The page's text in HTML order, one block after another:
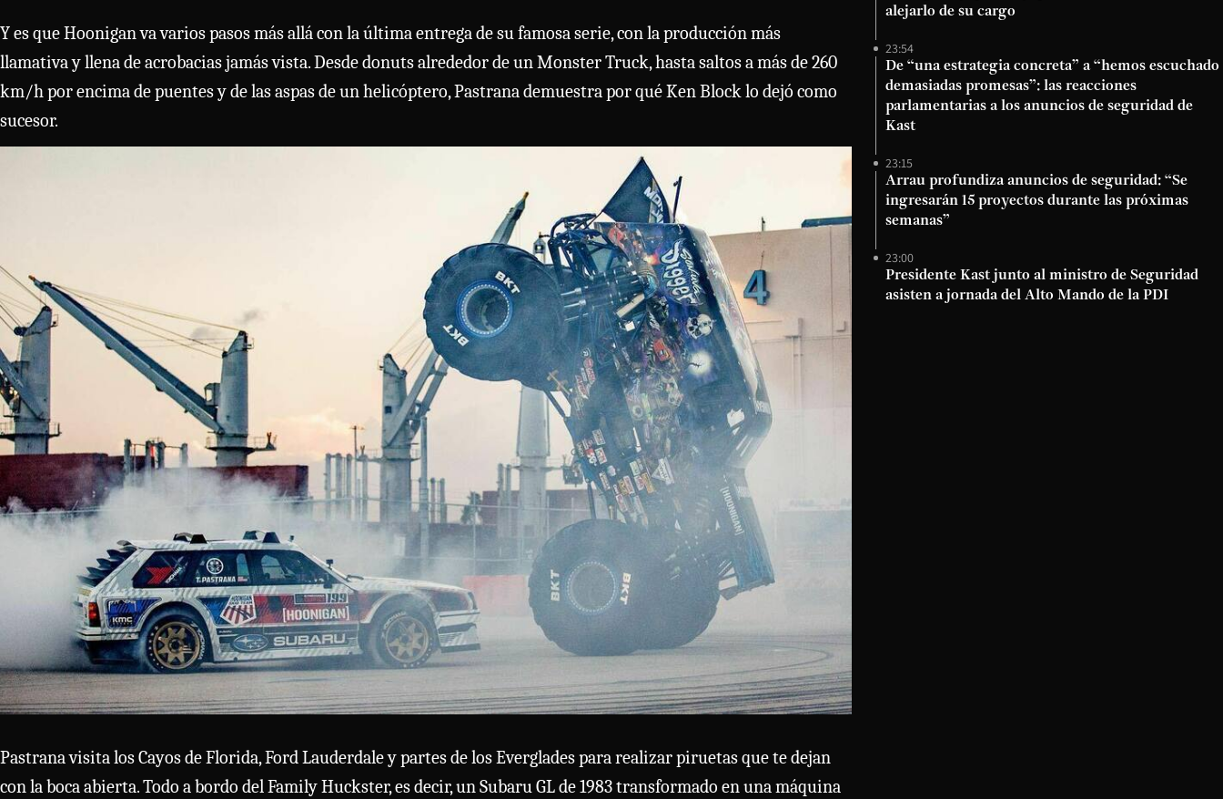
Y es que Hoonigan va varios pasos más allá con la última entrega de su famosa serie, con la producción más
llamativa y llena de acrobacias jamás vista. Desde donuts alrededor de un Monster Truck, hasta saltos a más de 260
km/h por encima de puentes y de las aspas de un helicóptero, Pastrana demuestra por qué Ken Block lo dejó como
sucesor.
Pastrana visita los Cayos de Florida, Ford Lauderdale y partes de los Everglades para realizar piruetas que te dejan
con la boca abierta. Todo a bordo del Family Huckster, es decir, un Subaru GL de 1983 transformado en una máquina
alejarlo de su cargo
23:54
De “una estrategia concreta” a “hemos escuchado
demasiadas promesas”: las reacciones
parlamentarias a los anuncios de seguridad de
Kast
23:15
Arrau profundiza anuncios de seguridad: “Se
ingresarán 15 proyectos durante las próximas
semanas”
23:00
Presidente Kast junto al ministro de Seguridad
asisten a jornada del Alto Mando de la PDI